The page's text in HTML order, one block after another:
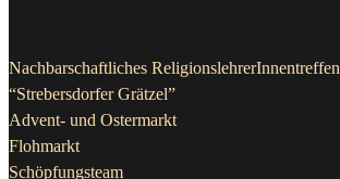
Nachbarschaftliches ReligionslehrerInnentreffen
“Strebersdorfer Grätzel”
Advent- und Ostermarkt
Flohmarkt
Schöpfungsteam